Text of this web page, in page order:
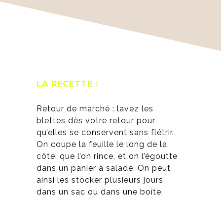
LA RECETTE :
Retour de marché : lavez les
blettes dès votre retour pour
qu’elles se conservent sans flétrir.
On coupe la feuille le long de la
côte, que l’on rince, et on l’égoutte
dans un panier à salade. On peut
ainsi les stocker plusieurs jours
dans un sac ou dans une boîte.